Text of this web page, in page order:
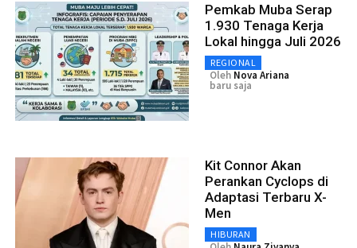
Pemkab Muba Serap
1.930 Tenaga Kerja
Lokal hingga Juli 2026
REGIONAL
Oleh Nova Ariana
baru saja
Kit Connor Akan
Perankan Cyclops di
Adaptasi Terbaru X-
Men
HIBURAN